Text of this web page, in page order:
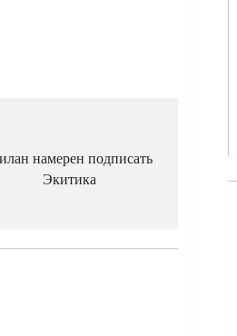
намерен подписать
Экитика